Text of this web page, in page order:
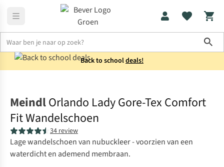
Back to schooldeals!
MeindlOrlando Lady Gore-Tex Comfort
Fit Wandelschoen
34 review
Lage wandelschoen van nubuckleer - voorzien van een
waterdicht en ademend membraan.